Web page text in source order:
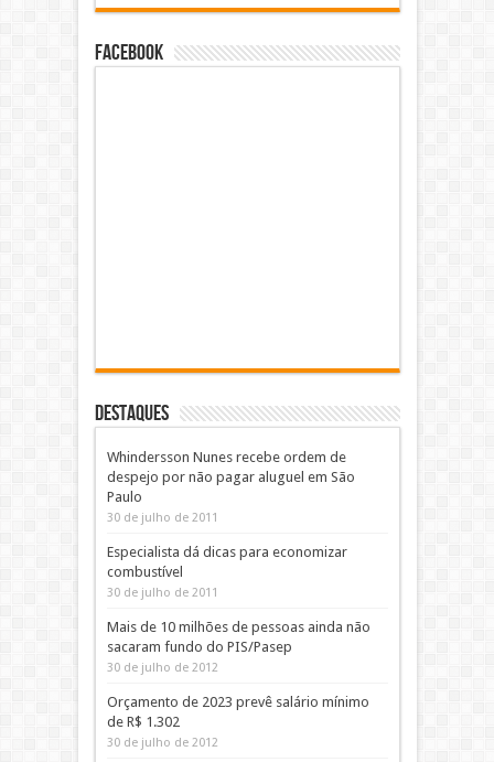
Facebook
DESTAQUES
Whindersson Nunes recebe ordem de
despejo por não pagar aluguel em São
Paulo
30 de julho de 2011
Especialista dá dicas para economizar
combustível
30 de julho de 2011
Mais de 10 milhões de pessoas ainda não
sacaram fundo do PIS/Pasep
30 de julho de 2012
Orçamento de 2023 prevê salário mínimo
de R$ 1.302
30 de julho de 2012